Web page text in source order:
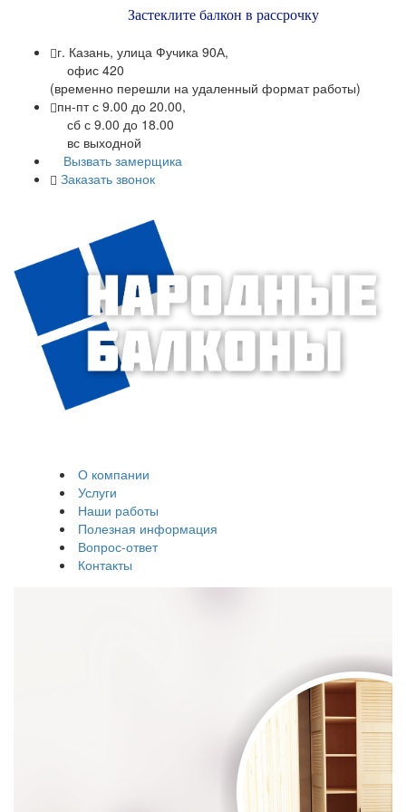
Застеклите балкон в рассрочку
г. Казань, улица Фучика 90А,
офис 420
(временно перешли на удаленный формат работы)
пн-пт с 9.00 до 20.00,
сб с 9.00 до 18.00
вс выходной
Вызвать замерщика
Заказать звонок
О компании
Услуги
Наши работы
Полезная информация
Вопрос-ответ
Контакты